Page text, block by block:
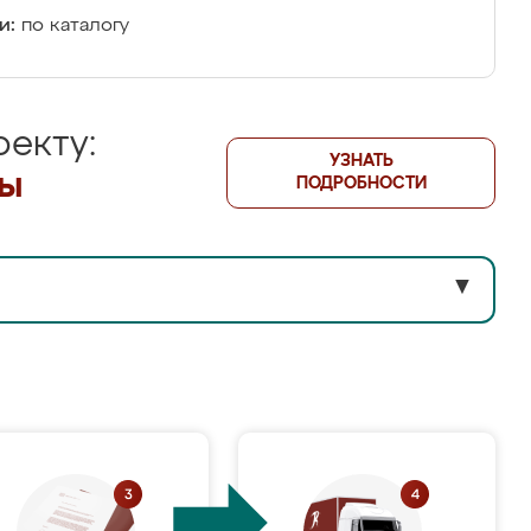
по каталогу
УЗНАТЬ
ПОДРОБНОСТИ
▼